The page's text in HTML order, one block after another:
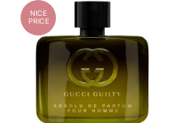
NICE
PRICE